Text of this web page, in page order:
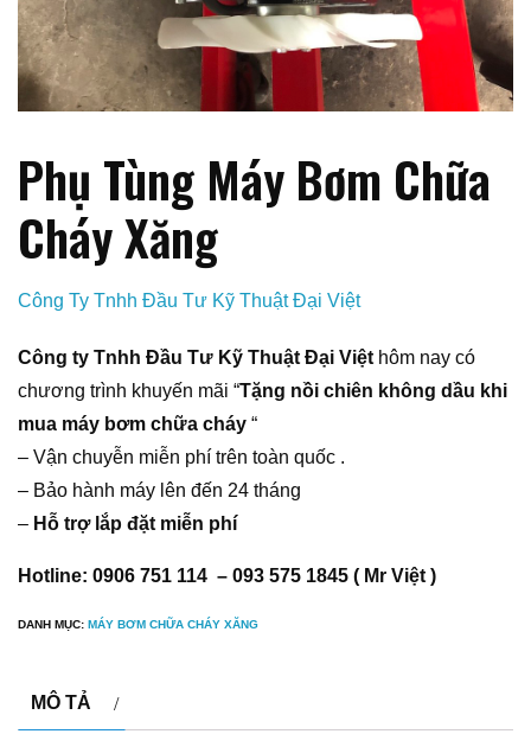
Phụ Tùng Máy Bơm Chữa
Cháy Xăng
Công Ty Tnhh Đầu Tư Kỹ Thuật Đại Việt
Công ty Tnhh Đầu Tư Kỹ Thuật Đại Việt hôm nay có
chương trình khuyến mãi “Tặng nồi chiên không dầu khi
mua máy bơm chữa cháy “
– Vận chuyễn miễn phí trên toàn quốc .
– Bảo hành máy lên đến 24 tháng
– Hỗ trợ lắp đặt miễn phí
Hotline: 0906 751 114 – 093 575 1845 ( Mr Việt )
DANH MỤC: MÁY BƠM CHỮA CHÁY XĂNG
MÔ TẢ